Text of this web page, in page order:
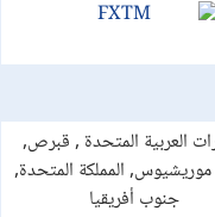
العربية المتحدة , قبرص,
موريشيوس, المملكة المتحدة,
جنوب أفريقيا